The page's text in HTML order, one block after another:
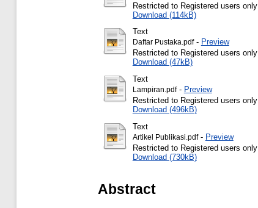
Restricted to Registered users only
Download (114kB)
Text
Daftar Pustaka.pdf- Preview
Restricted to Registered users only
Download (47kB)
Text
Lampiran.pdf- Preview
Restricted to Registered users only
Download (496kB)
Text
Artikel Publikasi.pdf- Preview
Restricted to Registered users only
Download (730kB)
Abstract